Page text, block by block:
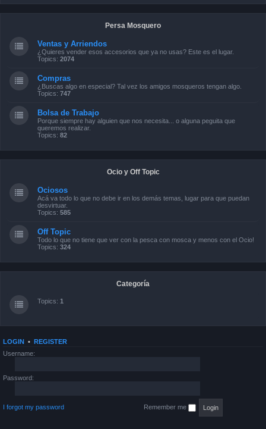
Persa Mosquero
Ventas y Arriendos
¿Quieres vender esos accesorios que ya no usas? Este es el lugar.
Topics: 2074
Compras
¿Buscas algo en especial? Tal vez los amigos mosqueros tengan algo.
Topics: 747
Bolsa de Trabajo
Porque siempre hay alguien que nos necesita... o alguna peguita que
queremos realizar.
Topics: 82
Ocio y Off Topic
Ociosos
Acá va todo lo que no debe ir en los demás temas, lugar para que puedan
desvirtuar.
Topics: 585
Off Topic
Todo lo que no tiene que ver con la pesca con mosca y menos con el Ocio!
Topics: 324
Categoría
Topics: 1
LOGIN • REGISTER
Username:
Password:
I forgot my password Remember me